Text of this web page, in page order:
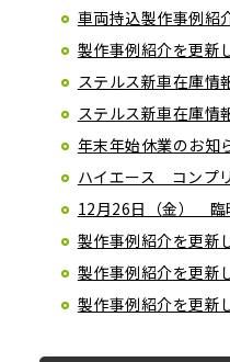
車両持込製作事例紹
製作事例紹介を更新
ステルス新車在庫情
ステルス新車在庫情
年末年始休業のお知
ハイエース コンプ
12月26日（金） 臨
製作事例紹介を更新
製作事例紹介を更新
製作事例紹介を更新